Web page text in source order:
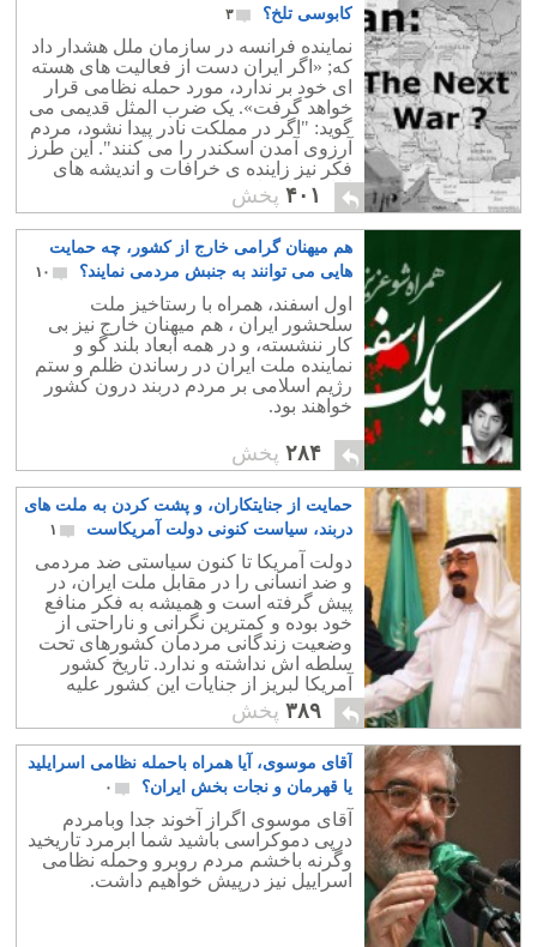
کابوسی تلخ؟
۳
نماینده فرانسه در سازمان ملل هشدار داد
که; «اگر ایران دست از فعالیت های هسته
ای خود بر ندارد، مورد حمله نظامی قرار
خواهد گرفت». یک ضرب المثل قدیمی می
گوید: "اگر در مملکت نادر پیدا نشود، مردم
آرزوی آمدن اسکندر را می کنند". این طرز
فکر نیز زاینده ی خرافات و اندیشه های
امام زمانی است.
۴۰۱ پخش
هم میهنان گرامی خارج از کشور، چه حمایت
هایی می توانند به جنبش مردمی نمایند؟
۱۰
اول اسفند، همراه با رستاخیز ملت
سلحشور ایران ، هم میهنان خارج نیز بی
کار ننشسته، و در همه ابعاد بلند گو و
نماینده ملت ایران در رساندن ظلم و ستم
رژیم اسلامی بر مردم دربند درون کشور
خواهند بود.
۲۸۴ پخش
حمایت از جنایتکاران، و پشت کردن به ملت های
دربند، سیاست کنونی دولت آمریکاست
۱
دولت آمریکا تا کنون سیاستی ضد مردمی
و ضد انسانی را در مقابل ملت ایران، در
پیش گرفته است و همیشه به فکر منافع
خود بوده و کمترین نگرانی و ناراحتی از
وضعیت زندگانی مردمان کشورهای تحت
سلطه اش نداشته و ندارد. تاریخ کشور
آمریکا لبریز از جنایات این کشور علیه
مردمان کشورهای دست پایین و عقب
افتاده می باشد.
۳۸۹ پخش
آقای موسوی، آیا همراه باحمله نظامی اسرایلید
یا قهرمان و نجات بخش ایران؟
۰
آقای موسوی اگراز آخوند جدا وبامردم
درپی دموکراسی باشید شما ابرمرد تاریخید
وگرنه باخشم مردم روبرو وحمله نظامی
اسراییل نیز درپیش خواهیم داشت.